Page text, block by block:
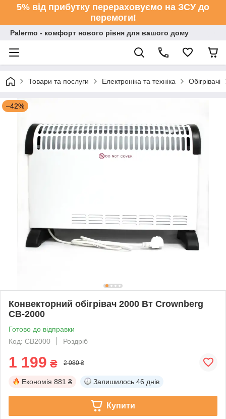
5% від прибутку перераховуємо на ЗСУ до
перемоги!
Palermo - комфорт нового рівня для вашого дому
Товари та послуги Електроніка та техніка Обігрівачі
–42%
Конвекторний обігрівач 2000 Вт Crownberg
CB-2000
Готово до відправки
Код: CB2000
Роздріб
1 199 ₴ 2 080 ₴
Економія 881 ₴ Залишилось 46 днів
Купити